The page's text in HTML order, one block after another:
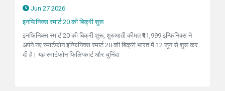
Jun 27 2026
इनफिनिक्स स्मार्ट 20 की बिक्री शुरू
इनफिनिक्स स्मार्ट 20 की बिक्री शुरू, शुरुआती कीमत ₹11,999 इन्फिनिक्स ने
अपने नए स्मार्टफोन इन्फिनिक्स स्मार्ट 20 की बिक्री भारत में 12 जून से शुरू कर
दी है। यह स्मार्टफोन फिलिप्कार्ट और चुनिंदा